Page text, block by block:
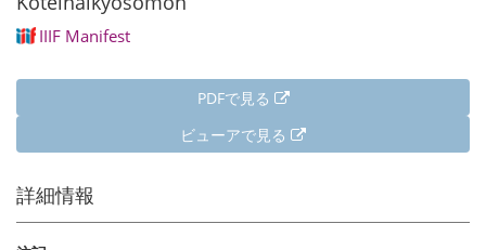
IIIF Manifest
PDFで見る
ビューアで見る
詳細情報